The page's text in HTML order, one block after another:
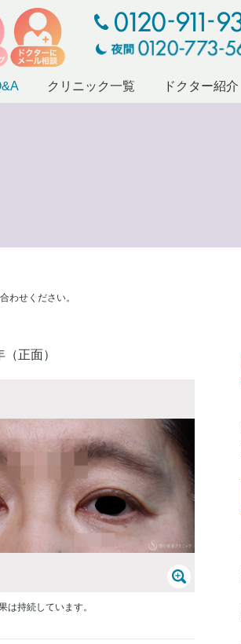
クリニック一覧 ドクター紹介
わせください。
正面）
は持続しています。